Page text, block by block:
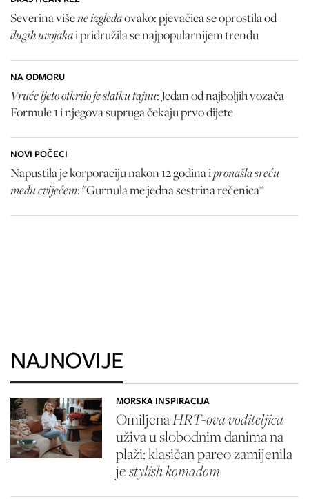
Severina višene izgledaovako: pjevačica se oprostila od
dugih uvojakai pridružila se najpopularnijem trendu
NA ODMORU
Vruće ljeto otkrilo je slatku tajnu: Jedan od najboljih vozača
Formule 1 i njegova supruga čekaju prvo dijete
NOVI POČECI
Napustila je korporaciju nakon 12 godina ipronašla sreću
među cvijećem: "Gurnula me jedna sestrina rečenica"
NAJNOVIJE
MORSKA INSPIRACIJA
OmiljenaHRT-ova voditeljica
uživa u slobodnim danima na
plaži: klasičan pareo zamijenila
jestylish komadom